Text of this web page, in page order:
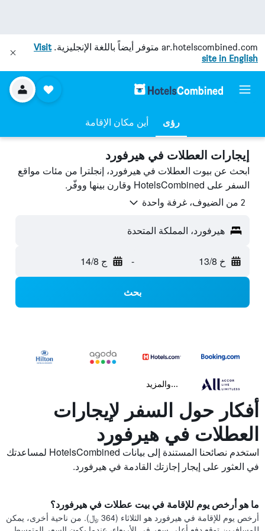
ar.hotelscombined.com متوفر أيضاً باللغة الإنجليزية.Visit
site in English
رؤى أين مكان الإقامة
إيجارات العطلات في هيرفورد
ابحث عن بيوت العطلات في هيرفورد، إنجلترا من مئات مواقع
السفر على HotelsCombined وقارن بينها ووفّر.
2 من الضيوف، غرفة واحدة
هيرفورد، المملكة المتحدة
خ 13/8 - ج 14/8
بحث
...والمزيد
أفكار حول السفر لإيجارات
العطلات في هيرفورد
استخدم نصائحنا المستندة إلى بيانات HotelsCombined لمساعدتك
في العثور على إيجار إجازتك القادمة في هيرفورد.
ما هو أرخص يوم للإقامة في بيت عطلات في هيرفورد؟
أرخص يوم للإقامة في هيرفورد هو الثلاثاء (364 ﷼). من ناحية أخرى، يمكن